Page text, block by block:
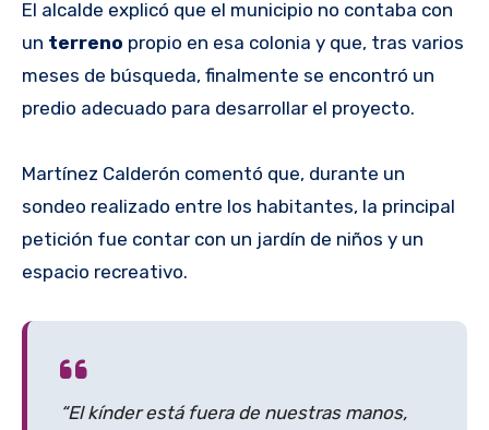
El alcalde explicó que el municipio no contaba con
un terreno propio en esa colonia y que, tras varios
meses de búsqueda, finalmente se encontró un
predio adecuado para desarrollar el proyecto.
Martínez Calderón comentó que, durante un
sondeo realizado entre los habitantes, la principal
petición fue contar con un jardín de niños y un
espacio recreativo.
“El kínder está fuera de nuestras manos,